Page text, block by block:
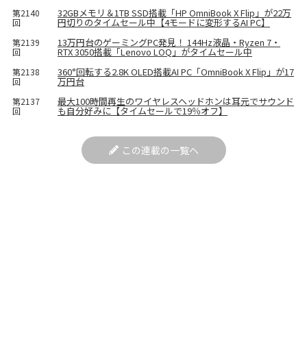
第2140
回
32GBメモリ＆1TB SSD搭載「HP OmniBook X Flip」が22万
円切りのタイムセール中【4モードに変形するAI PC】
第2139
回
13万円台のゲーミングPC発見！ 144Hz液晶・Ryzen 7・
RTX 3050搭載「Lenovo LOQ」がタイムセール中
第2138
回
360°回転する2.8K OLED搭載AI PC「OmniBook X Flip」が17
万円台
第2137
回
最大100時間再生のワイヤレスヘッドホンは耳元でサウンド
も自分好みに【タイムセールで19％オフ】
この連載の一覧へ